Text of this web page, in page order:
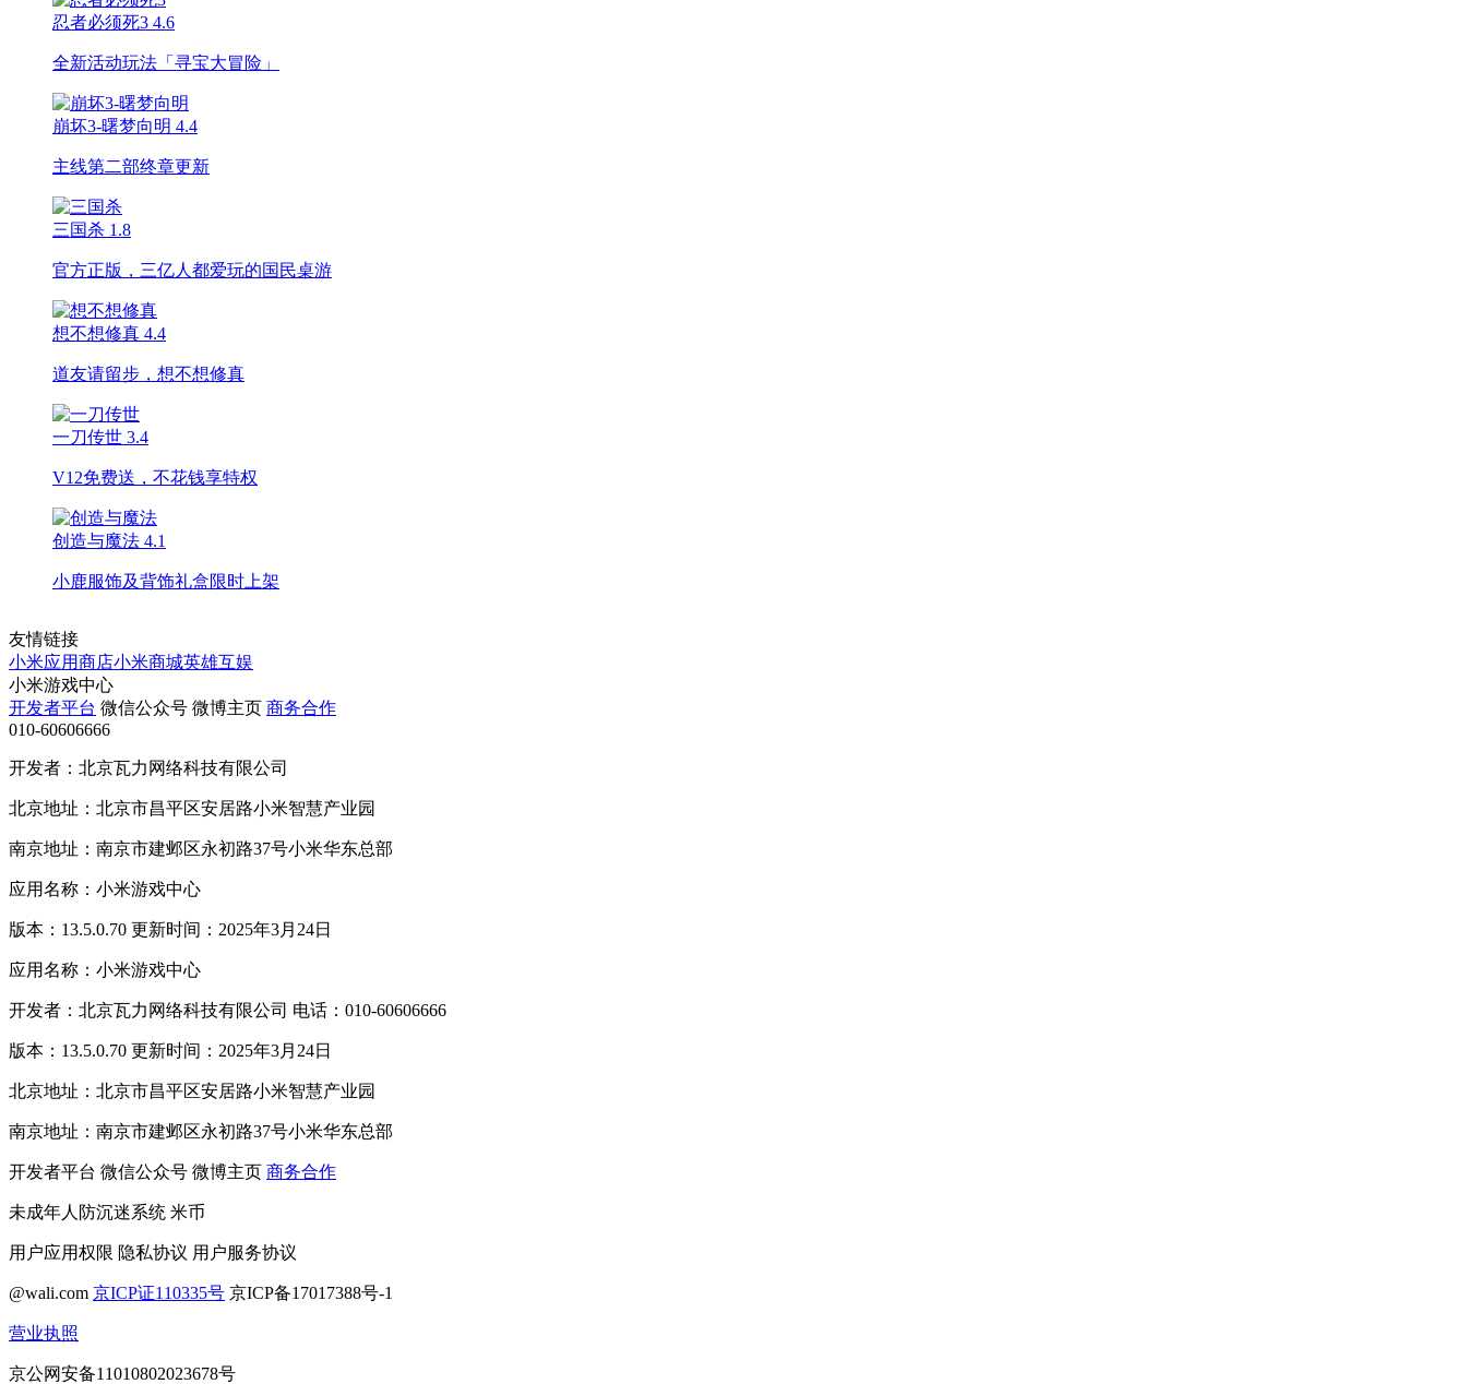
忍者必须死3 4.6
全新活动玩法「寻宝大冒险」
崩坏3-曙梦向明 4.4
主线第二部终章更新
三国杀 1.8
官方正版，三亿人都爱玩的国民桌游
想不想修真 4.4
道友请留步，想不想修真
一刀传世 3.4
V12免费送，不花钱享特权
创造与魔法 4.1
小鹿服饰及背饰礼盒限时上架
友情链接
小米应用商店小米商城英雄互娱
小米游戏中心
开发者平台 微信公众号 微博主页 商务合作
010-60606666
开发者：北京瓦力网络科技有限公司
北京地址：北京市昌平区安居路小米智慧产业园
南京地址：南京市建邺区永初路37号小米华东总部
应用名称：小米游戏中心
版本：13.5.0.70 更新时间：2025年3月24日
应用名称：小米游戏中心
开发者：北京瓦力网络科技有限公司 电话：010-60606666
版本：13.5.0.70 更新时间：2025年3月24日
北京地址：北京市昌平区安居路小米智慧产业园
南京地址：南京市建邺区永初路37号小米华东总部
开发者平台 微信公众号 微博主页 商务合作
未成年人防沉迷系统 米币
用户应用权限 隐私协议 用户服务协议
@wali.com 京ICP证110335号 京ICP备17017388号-1
营业执照
京公网安备11010802023678号